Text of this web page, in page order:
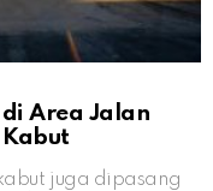
di Area Jalan
juga dipasang